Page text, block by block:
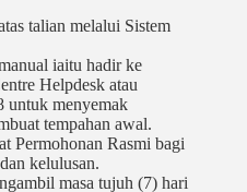
talian melalui Sistem
iaitu hadir ke
Helpdesk atau
untuk menyemak
tempahan awal.
Permohonan Rasmi bagi
kelulusan.
masa tujuh (7) hari